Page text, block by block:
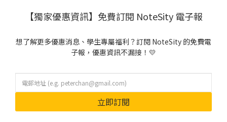
【獨家優惠資訊】免費訂閱 NoteSity 電子報
想了解更多優惠消息、學生專屬福利？訂閱 NoteSity 的免費電
子報，優惠資訊不漏接！💛
立即訂閱